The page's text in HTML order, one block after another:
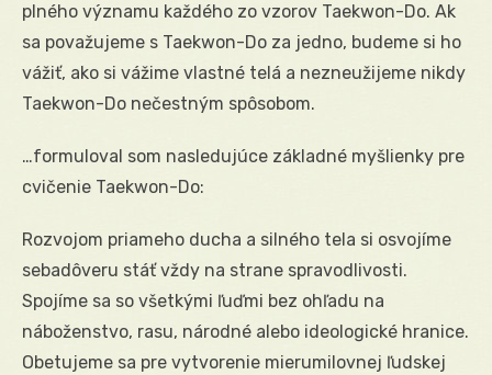
plného významu každého zo vzorov Taekwon-Do. Ak
sa považujeme s Taekwon-Do za jedno, budeme si ho
vážiť, ako si vážime vlastné telá a nezneužijeme nikdy
Taekwon-Do nečestným spôsobom.
…formuloval som nasledujúce základné myšlienky pre
cvičenie Taekwon-Do:
Rozvojom priameho ducha a silného tela si osvojíme
sebadôveru stáť vždy na strane spravodlivosti.
Spojíme sa so všetkými ľuďmi bez ohľadu na
náboženstvo, rasu, národné alebo ideologické hranice.
Obetujeme sa pre vytvorenie mierumilovnej ľudskej